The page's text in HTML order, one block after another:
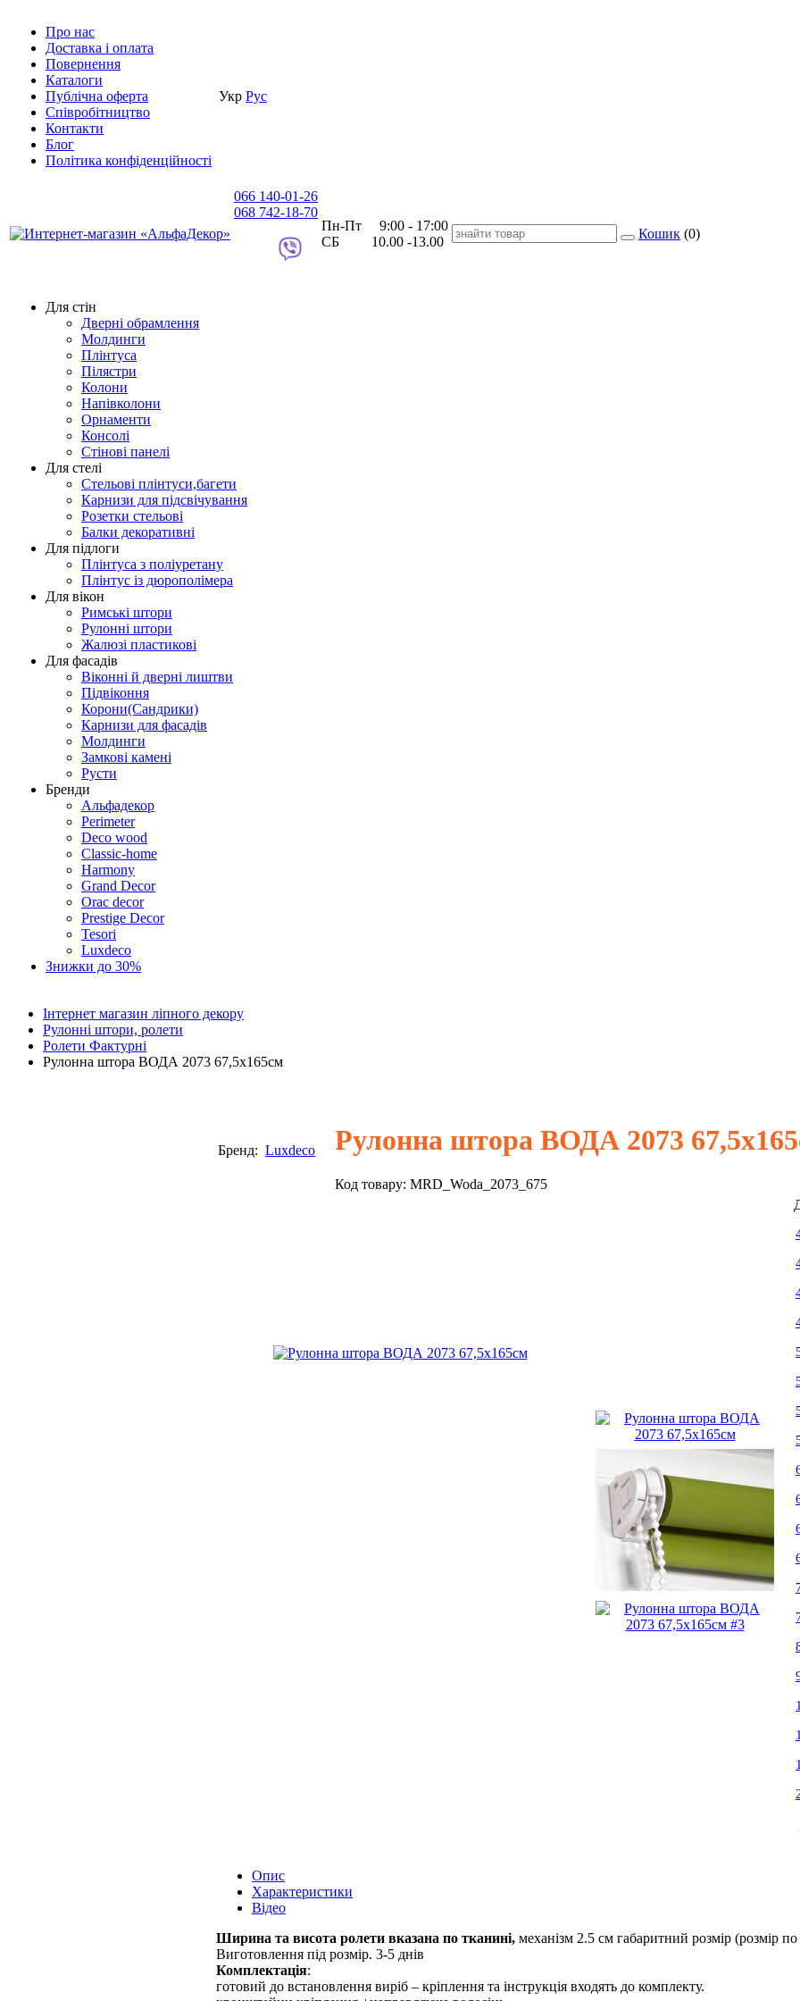
Про нас
Доставка i оплата
Повернення
Каталоги
Публічна оферта
Співробітництво
Контакти
Блог
Політика конфіденційності
Укр Рус
066 140-01-26
068 742-18-70
Пн-Пт 9:00 - 17:00
СБ 10.00 -13.00
Кошик (0)
Для стін
Дверні обрамлення
Молдинги
Плінтуса
Пілястри
Колони
Напівколони
Орнаменти
Консолі
Стінові панелі
Для стелі
Стельові плінтуси,багети
Карнизи для підсвічування
Розетки стельові
Балки декоративні
Для підлоги
Плінтуса з поліуретану
Плінтус із дюрополімера
Для вікон
Римські штори
Рулонні штори
Жалюзі пластикові
Для фасадів
Віконні й дверні лиштви
Підвіконня
Корони(Сандрики)
Карнизи для фасадів
Молдинги
Замкові камені
Русти
Бренди
Альфадекор
Perimeter
Deco wood
Classic-home
Harmony
Grand Decor
Orac decor
Prestige Decor
Tesori
Luxdeco
Знижки до 30%
Інтернет магазин ліпного декору
Рулонні штори, ролети
Ролети Фактурні
Рулонна штора ВОДА 2073 67,5х165см
Бренд: Luxdeco Рулонна штора ВОДА 2073
Код товару: MRD_Woda_2073_675
Опис
Характеристики
Відео
Ширина та висота ролети вказана по тканині, механізм 2.5 см габаритний розмір (розмір
Виготовлення під розмір. 3-5 днiв
Комплектація:
готовий до встановлення виріб – кріплення та інструкція входять до комплекту.